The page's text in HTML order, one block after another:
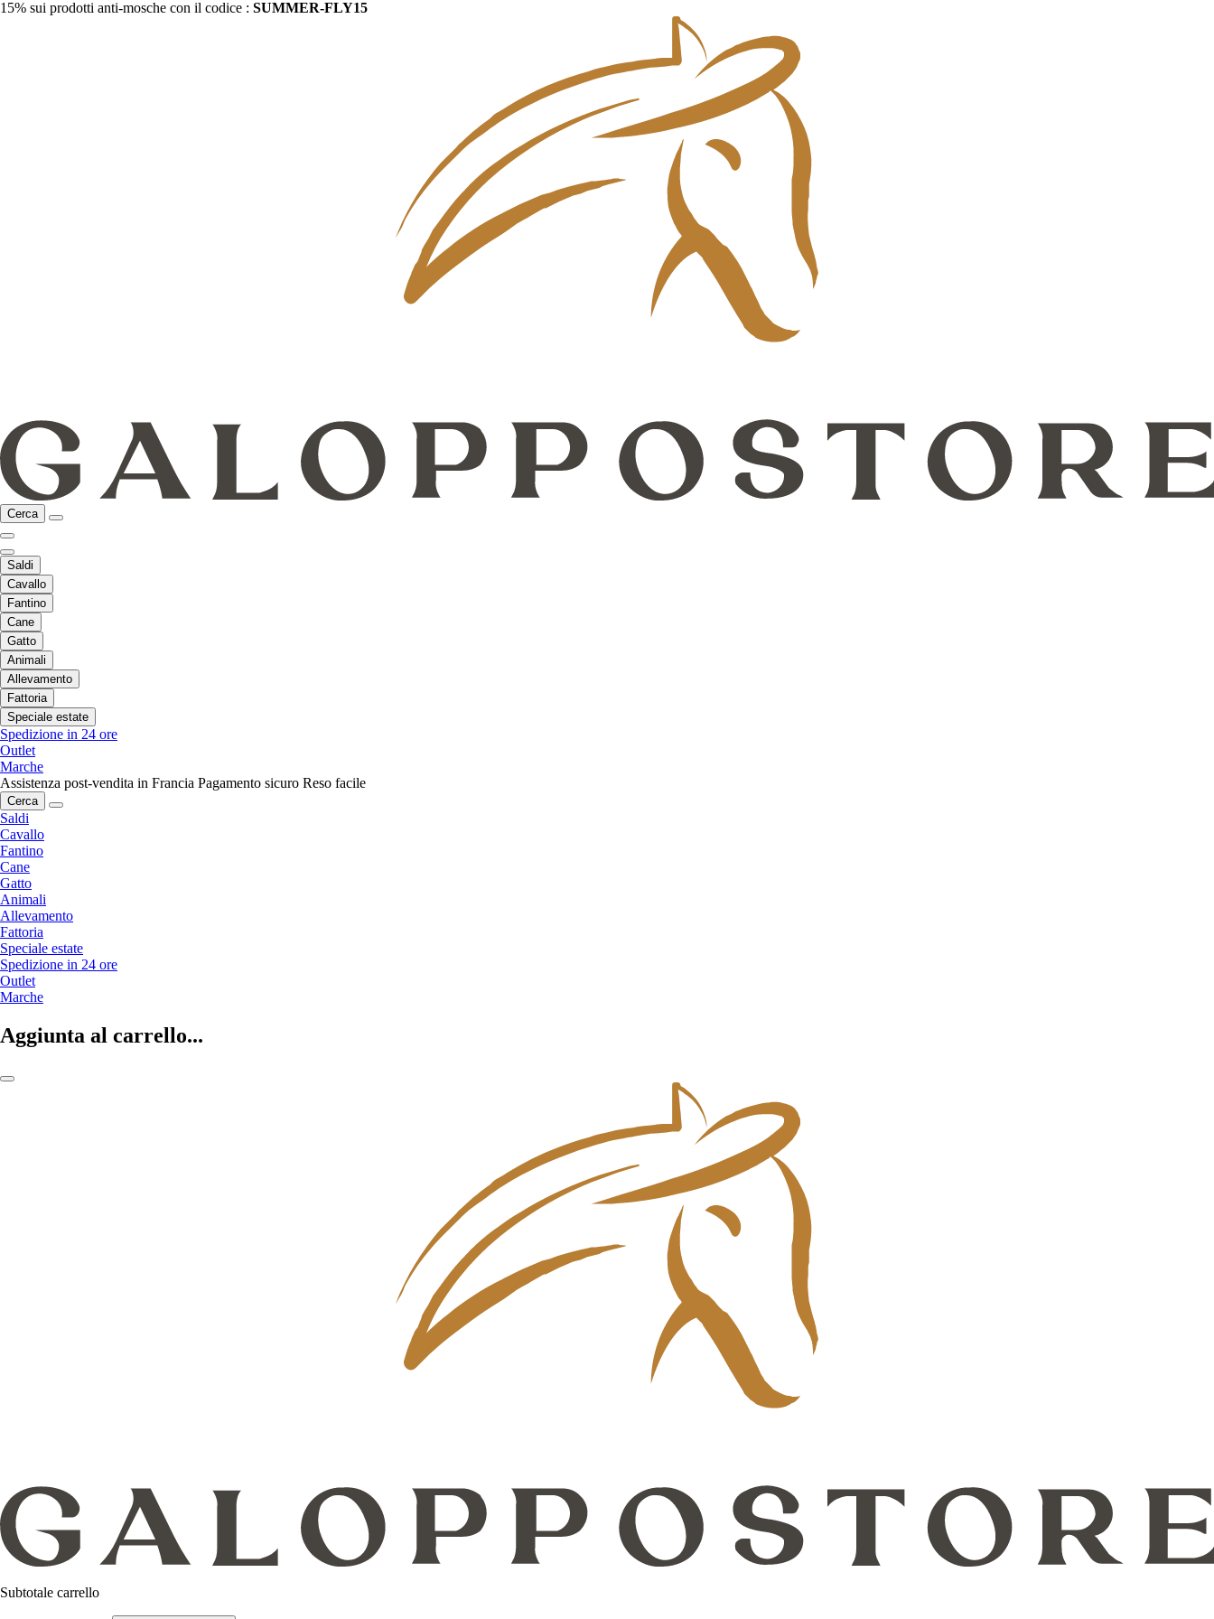
15% sui prodotti anti-mosche con il codice : SUMMER-FLY15
Cerca
Saldi
Cavallo
Fantino
Cane
Gatto
Animali
Allevamento
Fattoria
Speciale estate
Spedizione in 24 ore
Outlet
Marche
Assistenza post-vendita in Francia Pagamento sicuro Reso facile
Cerca
Saldi
Cavallo
Fantino
Cane
Gatto
Animali
Allevamento
Fattoria
Speciale estate
Spedizione in 24 ore
Outlet
Marche
Aggiunta al carrello...
Subtotale carrello